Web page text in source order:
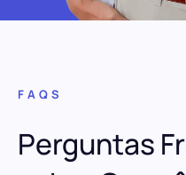
FAQS
Perguntas